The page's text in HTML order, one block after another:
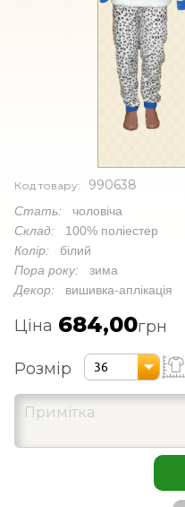
Код товару: 990638
Стать: чоловіча
Склад: 100% поліестер
Колір: білий
Пора року: зима
Декор: вишивка-аплікація
Ціна 684,00грн
Розмір 36